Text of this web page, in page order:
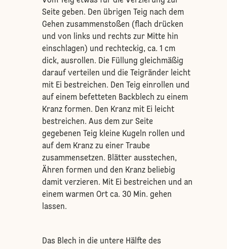
Seite geben. Den übrigen Teig nach dem
Gehen zusammenstoßen (flach drücken
und von links und rechts zur Mitte hin
einschlagen) und rechteckig, ca. 1 cm
dick, ausrollen. Die Füllung gleichmäßig
darauf verteilen und die Teigränder leicht
mit Ei bestreichen. Den Teig einrollen und
auf einem befetteten Backblech zu einem
Kranz formen. Den Kranz mit Ei leicht
bestreichen. Aus dem zur Seite
gegebenen Teig kleine Kugeln rollen und
auf dem Kranz zu einer Traube
zusammensetzen. Blätter ausstechen,
Ähren formen und den Kranz beliebig
damit verzieren. Mit Ei bestreichen und an
einem warmen Ort ca. 30 Min. gehen
lassen.
Das Blech in die untere Hälfte des